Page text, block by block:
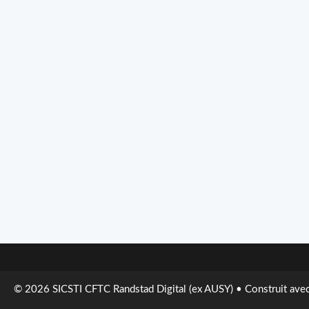
© 2026 SICSTI CFTC Randstad Digital (ex AUSY) • Construit